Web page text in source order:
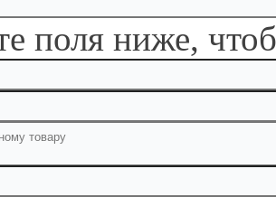
поля ниже,